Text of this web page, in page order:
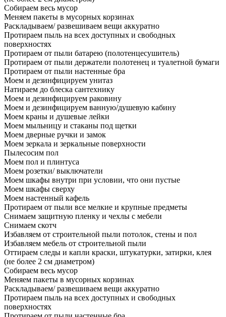
Собираем весь мусор
Меняем пакеты в мусорных корзинах
Раскладываем/ развешиваем вещи аккуратно
Протираем пыль на всех доступных и свободных
поверхностях
Протираем от пыли батарею (полотенцесушитель)
Протираем от пыли держатели полотенец и туалетной бумаги
Протираем от пыли настенные бра
Моем и дезинфицируем унитаз
Натираем до блеска сантехнику
Моем и дезинфицируем раковину
Моем и дезинфицируем ванную/душевую кабину
Моем краны и душевые лейки
Моем мыльницу и стаканы под щетки
Моем дверные ручки и замок
Моем зеркала и зеркальные поверхности
Пылесосим пол
Моем пол и плинтуса
Моем розетки/ выключатели
Моем шкафы внутри при условии, что они пустые
Моем шкафы сверху
Моем настенный кафель
Протираем от пыли все мелкие и крупные предметы
Снимаем защитную пленку и чехлы с мебели
Снимаем скотч
Избавляем от строительной пыли потолок, стены и пол
Избавляем мебель от строительной пыли
Оттираем следы и капли краски, штукатурки, затирки, клея
(не более 2 см диаметром)
Собираем весь мусор
Меняем пакеты в мусорных корзинах
Раскладываем/ развешиваем вещи аккуратно
Протираем пыль на всех доступных и свободных
поверхностях